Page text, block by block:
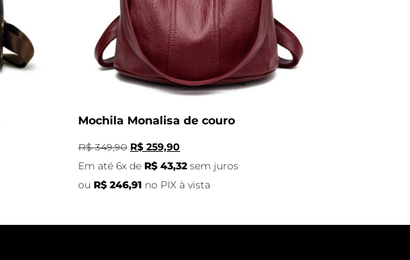
Mochila Monalisa de couro
R$349,90 R$ 259,90
Em até 6x de R$ 43,32 sem juros
ou R$ 246,91 no PIX à vista